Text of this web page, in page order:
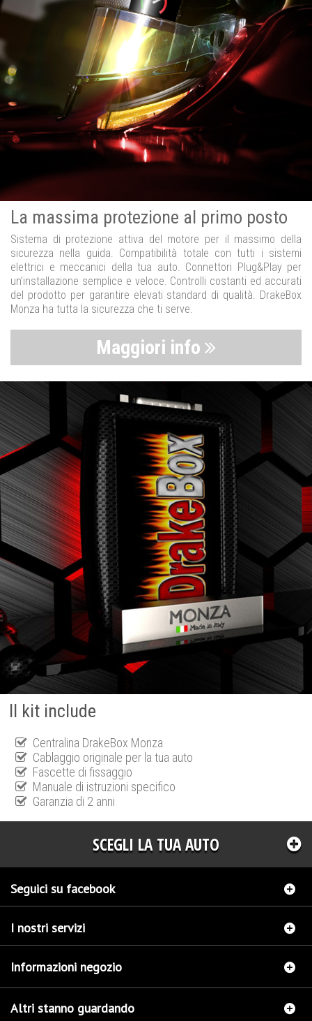
La massima protezione al primo posto
Sistema di protezione attiva del motore per il massimo della
sicurezza nella guida. Compatibilità totale con tutti i sistemi
elettrici e meccanici della tua auto. Connettori Plug&Play per
un’installazione semplice e veloce. Controlli costanti ed accurati
del prodotto per garantire elevati standard di qualità. DrakeBox
Monza ha tutta la sicurezza che ti serve.
Maggiori info
Il kit include
Centralina DrakeBox Monza
Cablaggio originale per la tua auto
Fascette di fissaggio
Manuale di istruzioni specifico
Garanzia di 2 anni
SCEGLI LA TUA AUTO
Seguici su facebook
I nostri servizi
Informazioni negozio
Altri stanno guardando